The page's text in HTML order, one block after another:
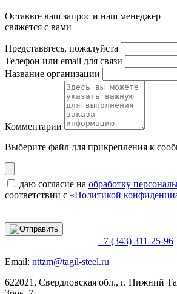
Оставьте ваш запрос и наш менеджер
свяжется с вами
Представьтесь, пожалуйста
Телефон или email для связи
Название организации
Комментарии
Выберите файл для прикрепления к
даю согласие на обработку
соответствии с «Политикой
+7 (343) 311-25-96
Email: nttzm@tagil-steel.ru
622021, Свердловская обл., г. Нижний